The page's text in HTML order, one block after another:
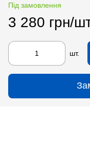
Під замовлення
3 280 грн/
шт.